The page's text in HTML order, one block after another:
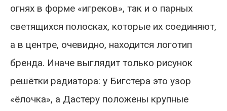
огнях в форме «игреков», так и о парных
светящихся полосках, которые их соединяют,
а в центре, очевидно, находится логотип
бренда. Иначе выглядит только рисунок
решётки радиатора: у Бигстера это узор
«ёлочка», а Дастеру положены крупные